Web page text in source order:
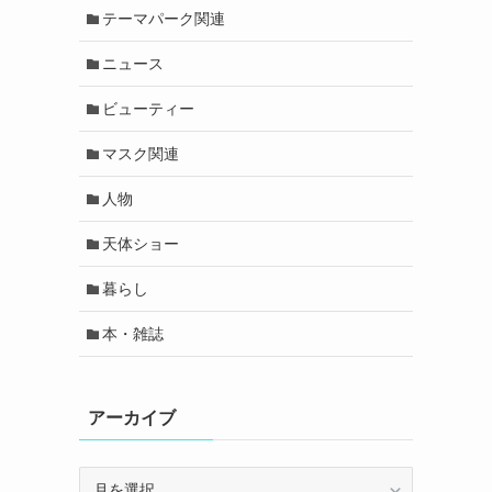
テーマパーク関連
ニュース
ビューティー
マスク関連
人物
天体ショー
暮らし
本・雑誌
アーカイブ